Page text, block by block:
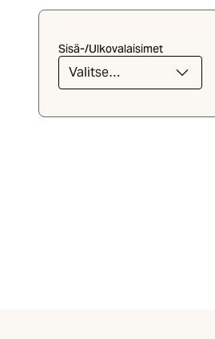
Sisä-/Ulkovalaisimet
Valitse
luettelosta